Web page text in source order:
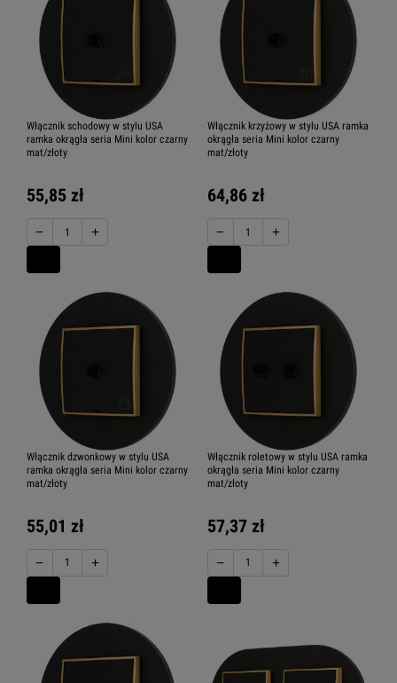
Włącznik schodowy w stylu USA
ramka okrągła seria Mini kolor czarny
mat/złoty
55,85 zł
− +
Włącznik krzyżowy w stylu USA ramka
okrągła seria Mini kolor czarny
mat/złoty
64,86 zł
− +
Włącznik dzwonkowy w stylu USA
ramka okrągła seria Mini kolor czarny
mat/złoty
55,01 zł
− +
Włącznik roletowy w stylu USA ramka
okrągła seria Mini kolor czarny
mat/złoty
57,37 zł
− +